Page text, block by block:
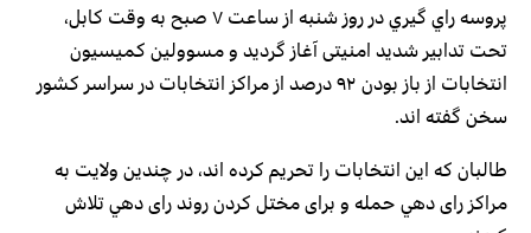
پروسه راي گيري در روز شنبه از ساعت ۷ صبح به وقت كابل،
تحت تدابیر شدید امنیتی آغاز گرديد و مسوولين كميسیون
انتخابات از باز بودن ۹۲ درصد از مراكز انتخابات در سراسر كشور
سخن گفته اند.
طالبان که این انتخابات را تحریم کرده اند، در چندین ولایت به
مراکز رای دهي حمله و برای مختل کردن روند رای دهي تلاش